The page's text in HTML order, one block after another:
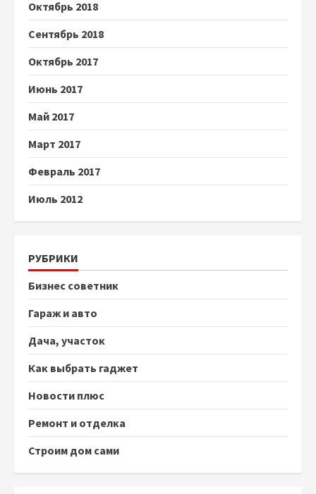
Октябрь 2018
Сентябрь 2018
Октябрь 2017
Июнь 2017
Май 2017
Март 2017
Февраль 2017
Июль 2012
РУБРИКИ
Бизнес советник
Гараж и авто
Дача, участок
Как выбрать гаджет
Новости плюс
Ремонт и отделка
Строим дом сами